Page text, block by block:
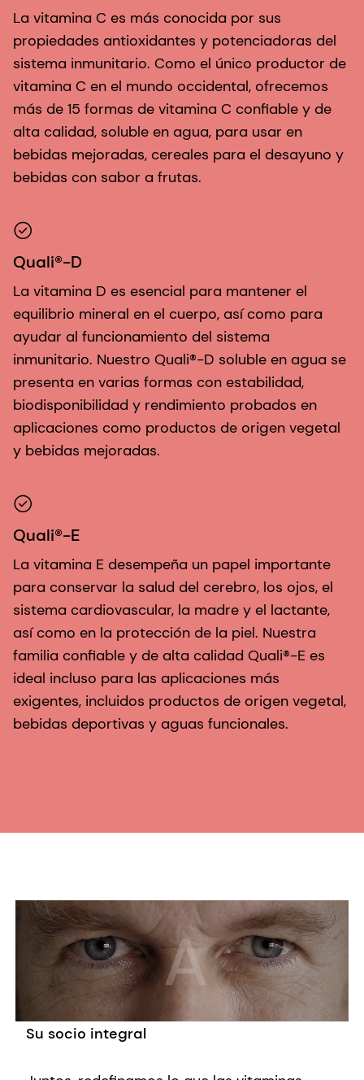
La vitamina C es más conocida por sus
propiedades antioxidantes y potenciadoras del
sistema inmunitario. Como el único productor de
vitamina C en el mundo occidental, ofrecemos
más de 15 formas de vitamina C confiable y de
alta calidad, soluble en agua, para usar en
bebidas mejoradas, cereales para el desayuno y
bebidas con sabor a frutas.
Quali®-D
La vitamina D es esencial para mantener el
equilibrio mineral en el cuerpo, así como para
ayudar al funcionamiento del sistema
inmunitario. Nuestro Quali®-D soluble en agua se
presenta en varias formas con estabilidad,
biodisponibilidad y rendimiento probados en
aplicaciones como productos de origen vegetal
y bebidas mejoradas.
Quali®-E
La vitamina E desempeña un papel importante
para conservar la salud del cerebro, los ojos, el
sistema cardiovascular, la madre y el lactante,
así como en la protección de la piel. Nuestra
familia confiable y de alta calidad Quali®-E es
ideal incluso para las aplicaciones más
exigentes, incluidos productos de origen vegetal,
bebidas deportivas y aguas funcionales.
Su socio integral